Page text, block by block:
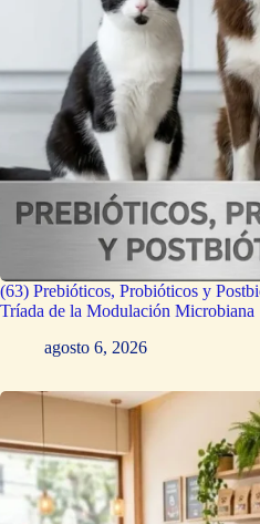
(63) Prebióticos, Probióticos y
Tríada de la Modulación Microbiana
agosto 6, 2026